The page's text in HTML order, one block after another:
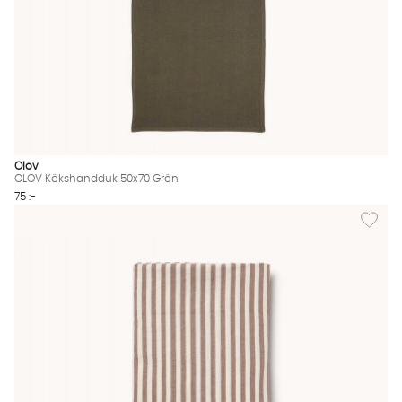
Olov
OLOV Kökshandduk 50x70 Grön
75 :-
Lägg